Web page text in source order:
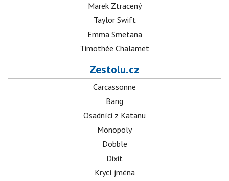
Marek Ztracený
Taylor Swift
Emma Smetana
Timothée Chalamet
Zestolu.cz
Carcassonne
Bang
Osadníci z Katanu
Monopoly
Dobble
Dixit
Krycí jména